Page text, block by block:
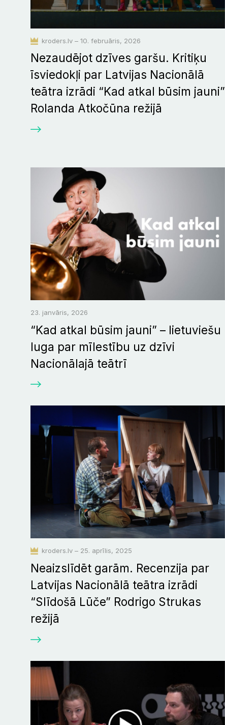
kroders.lv – 10. februāris, 2026
Nezaudējot dzīves garšu. Kritiķu
īsviedokļi par Latvijas Nacionālā
teātra izrādi “Kad atkal būsim jauni”
Rolanda Atkočūna režijā
23. janvāris, 2026
“Kad atkal būsim jauni” – lietuviešu
luga par mīlestību uz dzīvi
Nacionālajā teātrī
kroders.lv – 25. aprīlis, 2025
Neaizslīdēt garām. Recenzija par
Latvijas Nacionālā teātra izrādi
“Slīdošā Lūče” Rodrigo Strukas
režijā